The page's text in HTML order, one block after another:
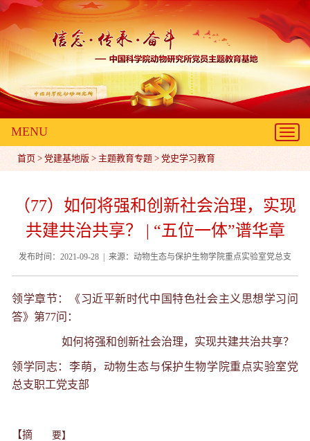
MENU
首页 > 党建基地版 > 主题教育专题 > 党史学习教育
（77）如何将强和创新社会治理，实现
共建共治共享？ | “五位一体”谱华章
发布时间：2021-09-28 | 来源：动物生态与保护生物学院重点实验室党总支
领学章节：《习近平新时代中国特色社会主义思想学习问
答》第77问：
如何将强和创新社会治理，实现共建共治共享？
领学同志： 李萌，动物生态与保护生物学院重点实验室党
总支职工党支部
【摘 要】